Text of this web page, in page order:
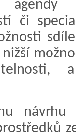
agendy
či
návrhu